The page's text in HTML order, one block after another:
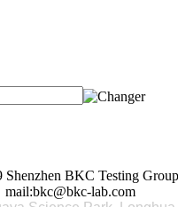
Shenzhen BKC Testing
mail:bkc@bkc-lab.com